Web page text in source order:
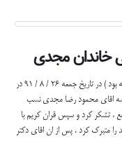
خاندان مجدی
این گردهمایی ( که با اطلاع رسانی قبلی در سایت صورت گرفته بود ) در تاریخ جمعه 26 / 8 / 91 در
اقای محمود رضا مجدی نسب
، تشکر کرد و سپس قران کریم با
کرد . پس از ان اقای دکتر